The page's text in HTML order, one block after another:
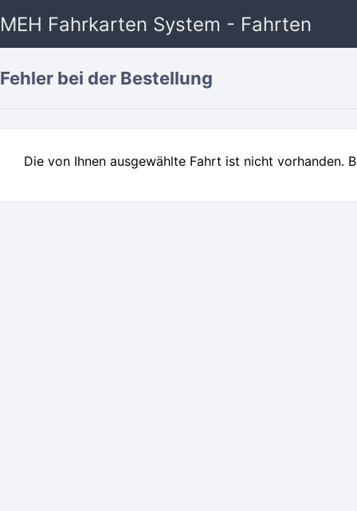
MEH Fahrkarten System - Fahrten
Fehler bei der Bestellung
Die von Ihnen ausgewählte Fahrt ist nicht vorhanden.